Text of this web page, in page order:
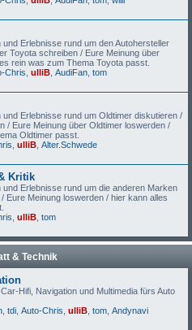
Erlebnisse rund um den Autohersteller
Toyota schreiben / Eure Meinung über
rein was zum Thema Toyota passt.
Chris ulliB AudiFan tom
Erlebnisse rund um Oldtimer diskutieren /
/ Eure Meinung über Oldtimer loswerden /
Oldtimer passt.
ulliB Alter.Schwede
Kritik
Erlebnisse rund um die anderen Marken
Eure Meinung loswerden / hier kann alles
ulliB tom
& Technik
Hifi, Navigation und Multimedia fürs Auto
tdi Auto-Chris ulliB tom Andynavi